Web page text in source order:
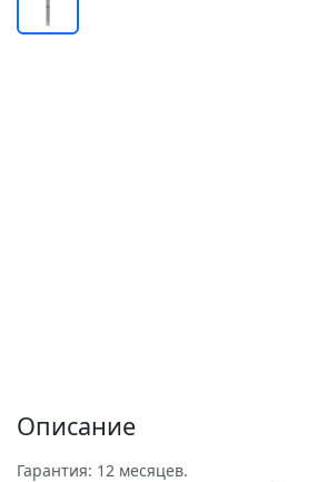
Описание
Гарантия: 12 месяцев.